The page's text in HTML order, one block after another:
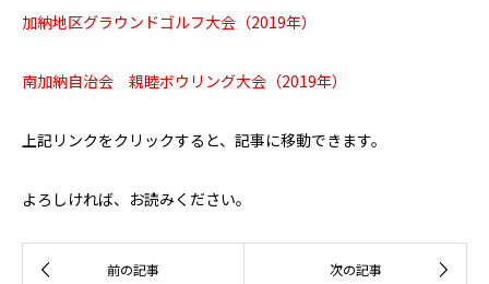
加納地区グラウンドゴルフ大会（2019年）
南加納自治会 親睦ボウリング大会（2019年）
上記リンクをクリックすると、記事に移動できます。
よろしければ、お読みください。